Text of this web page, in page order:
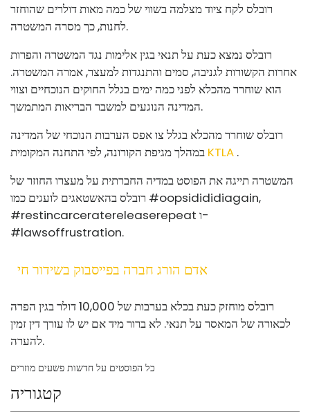
רובלס לקח ציוד מצלמה בשווי של כמה מאות דולרים שהוחזר
לחנות, כך מסרה המשטרה.
רובלס נמצא כעת על תנאי בגין אלימות נגד המשטרה והפרות
אחרות הקשורות לגניבה, סמים והתנגדות למעצר, אמרה המשטרה.
הוא שוחרר מהכלא לפני כמה ימים בגלל החוקים הנוכחיים וצווי
המדינה הנוגעים למשבר הבריאות המתמשך.
רובלס שוחרר מהכלא בגלל צו אפס הערבות הנוכחי של המדינה
KTLA .
המשטרה תייגה את הפוסט במדיה החברתית על מעצרו החוזר של
רובלס בהאשטאגים לועגים כמו #oopsidididiagain,
#restincarceratereleaserepeat ו-
#lawsoffrustration.
אדם הורג חברה בפייסבוק בשידור חי
רובלס מוחזק כעת בכלא בערבות של 10,000 דולר בגין הפרה
לכאורה של המאסר על תנאי. לא ברור מיד אם יש לו עורך דין זמין
להערה.
כל הפוסטים על חדשות פשעים מוזרים
קטגוריה